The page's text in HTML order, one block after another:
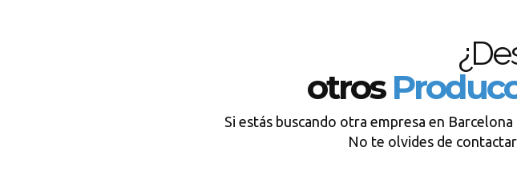
otros
Si estás buscando otra empresa en
No te olvides de